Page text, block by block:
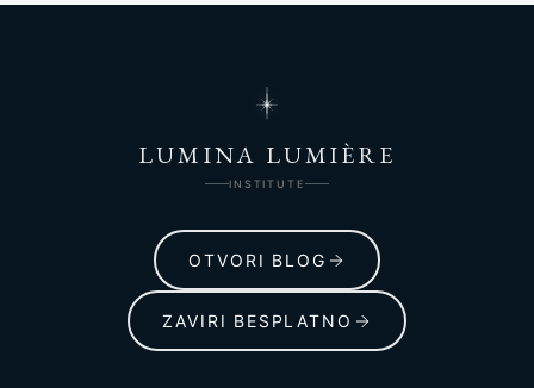
LUMINA LUMIÈRE
INSTITUTE
OTVORI BLOG
ZAVIRI BESPLATNO